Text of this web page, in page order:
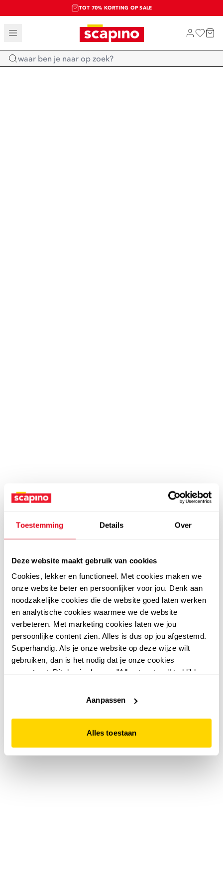
Toestemming Details Over
Deze website maakt gebruik van cookies
Cookies, lekker en functioneel. Met cookies maken we
onze website beter en persoonlijker voor jou. Denk aan
noodzakelijke cookies die de website goed laten werken
en analytische cookies waarmee we de website
verbeteren. Met marketing cookies laten we jou
persoonlijke content zien. Alles is dus op jou afgestemd.
Superhandig. Als je onze website op deze wijze wilt
gebruiken, dan is het nodig dat je onze cookies
accepteert. Dit doe je door op "Alles toestaan" te klikken.
website niet optimaal functioneert.
Aanpassen
Alles toestaan
TOT 70% KORTING OP SALE
SALE: LAATSTE KANS!
SHOP NIEUW
Home